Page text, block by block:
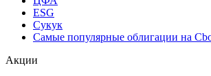
ESG
Сукук
Самые популярные облигации на
Акции